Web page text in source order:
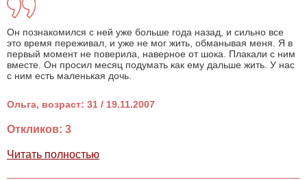
Он познакомился с ней уже больше года назад, и сильно все
это время переживал, и уже не мог жить, обманывая меня. Я в
первый момент не поверила, наверное от шока. Плакали с ним
вместе. Он просил месяц подумать как ему дальше жить. У нас
с ним есть маленькая дочь.
Ольга, возраст: 31 / 19.11.2007
Откликов: 3
Читать полностью